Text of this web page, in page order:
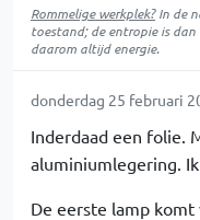
Rommelige werkplek?In de
toestand; de entropie is
daarom altijd energie.
donderdag 25 februari
Inderdaad een folie.
aluminiumlegering. Ik
De eerste lamp komt